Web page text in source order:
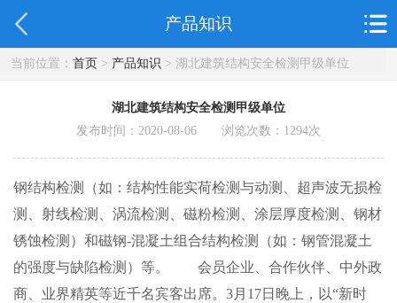
产品知识
当前位置： 首页> 产品知识 > 湖北建筑结构安全检测甲级单位
湖北建筑结构安全检测甲级单位
发布时间：2020-08-06 浏览次数： 1294次
钢结构检测（如：结构性能实荷检测与动测、超声波无损检
测、射线检测、涡流检测、磁粉检测、涂层厚度检测、钢材
锈蚀检测）和磁钢-混凝土组合结构检测（如：钢管混凝土
的强度与缺陷检测）等。 会员企业、合作伙伴、中外政
商、业界精英等近千名宾客出席。3月17日晚上，以“新时